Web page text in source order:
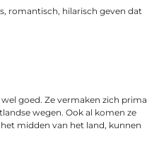
romantisch, hilarisch geven dat
goed. Ze vermaken zich prima
wegen. Ook al komen ze
midden van het land, kunnen